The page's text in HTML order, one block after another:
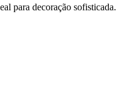
para decoração sofisticada.